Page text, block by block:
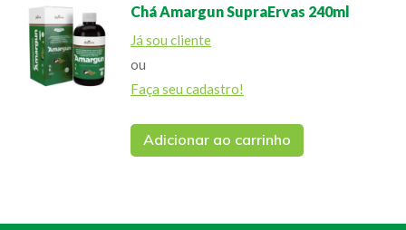
Chá Amargun SupraErvas 240ml
Já sou cliente
ou
Faça seu cadastro!
Adicionar ao carrinho